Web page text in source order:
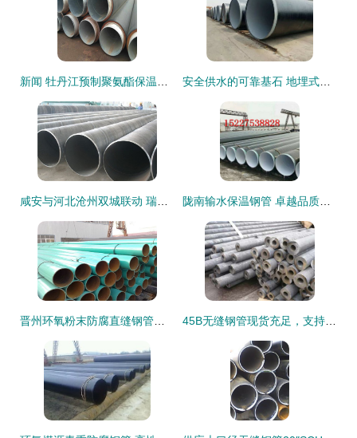
新闻 牡丹江预制聚氨酯保温钢管 生产公司 安全供水的可靠基石 地埋式防腐螺旋钢管的环保与效率双重保障
咸安与河北沧州双城联动 瑞盛管道螺旋钢管与无缝钢管安全性深度分析 陇南输水保温钢管 卓越品质，为水利工程保驾护航
晋州环氧粉末防腐直缝钢管与无缝钢管 产品特性及使用指南 45B无缝钢管现货充足，支持定制切割，品质信誉铸就采购首选